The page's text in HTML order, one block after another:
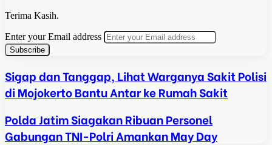
Terima Kasih.
Enter your Email address
Sigap dan Tanggap, Lihat Warganya Sakit Polisi
di Mojokerto Bantu Antar ke Rumah Sakit
Polda Jatim Siagakan Ribuan Personel
Gabungan TNI-Polri Amankan May Day